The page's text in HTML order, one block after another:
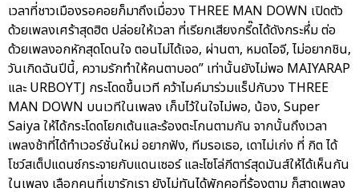
เวลาที่ชาวเมืองรอคอยก็มาถึงเมื่อวง THREE MAN DOWN เปิดตัว
ด้วยเพลงเศร้าสุดฮิต ปล่อยให้เวลา ที่เรียกเสียงกรี๊ดได้ดังกระหึ่ม ต่อ
ด้วยเพลงอกหักสุดโดนใจ ตอนไม่ได้เจอ, ผ่านตา, หมดไอจี, ไม่อยากชิน,
วันเกิดฉันปีนี้, ความรักทำให้คนตาบอด” เท่านั้นยังไม่พอ MAIYARAP
และ URBOYTJ กระโดดขึ้นเวที คว้าไมค์มาร่วมแร็ปกับวง THREE
MAN DOWN บนเวทีในเพลง เก็บไว้ในใจไม่พอ, น้อง, Super
Saiya ให้ได้กระโดดโยกเต้นและร้องตะโกนตามกัน จากนั้นถึงเวลา
เพลงช้าที่ได้ทำเวอร์ชั่นใหม่ อยากฟัง, ทีมรอเธอ, เดาไม่เก่ง ที่ กิต ได้
โชว์สเต็ปแดนซ์กระจายกับแดนเซอร์ และโซโล่กีตาร์สุดมันส์ให้ได้เห็นกัน
ในเพลง เลือกคนที่เขารักเรา ยังไม่ทันได้พักคอที่ร้องตาม ก็สาดเพลง